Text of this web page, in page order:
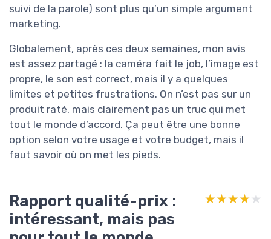
suivi de la parole) sont plus qu’un simple argument
marketing.
Globalement, après ces deux semaines, mon avis
est assez partagé : la caméra fait le job, l’image est
propre, le son est correct, mais il y a quelques
limites et petites frustrations. On n’est pas sur un
produit raté, mais clairement pas un truc qui met
tout le monde d’accord. Ça peut être une bonne
option selon votre usage et votre budget, mais il
faut savoir où on met les pieds.
Rapport qualité-prix :
intéressant, mais pas
★★★★★
★★★★★